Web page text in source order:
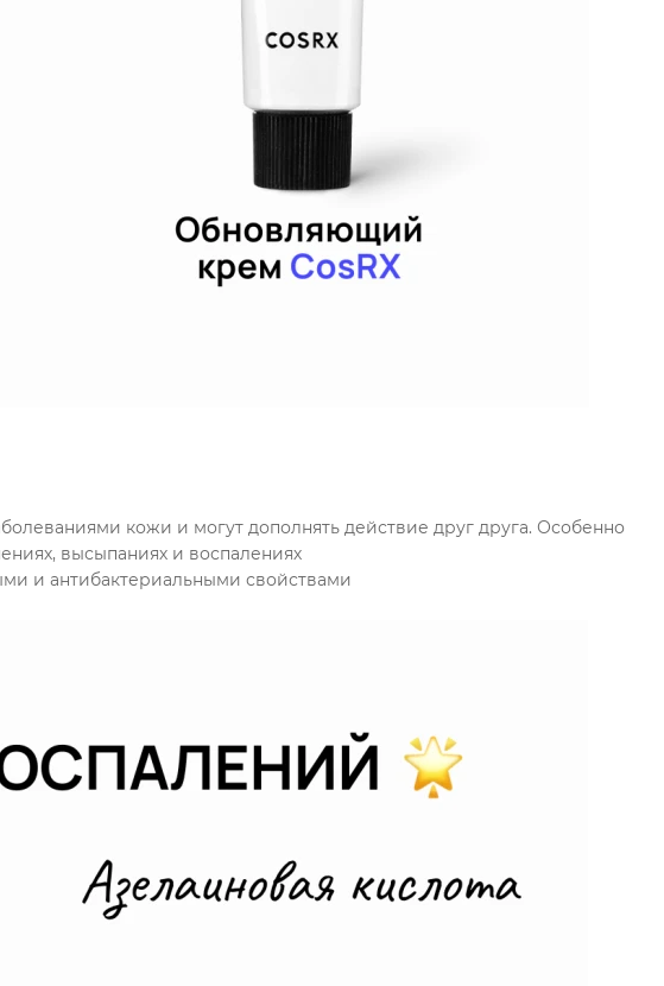
кожи и могут дополнять действие друг друга. Особенно
высыпаниях и воспалениях
и антибактериальными свойствами